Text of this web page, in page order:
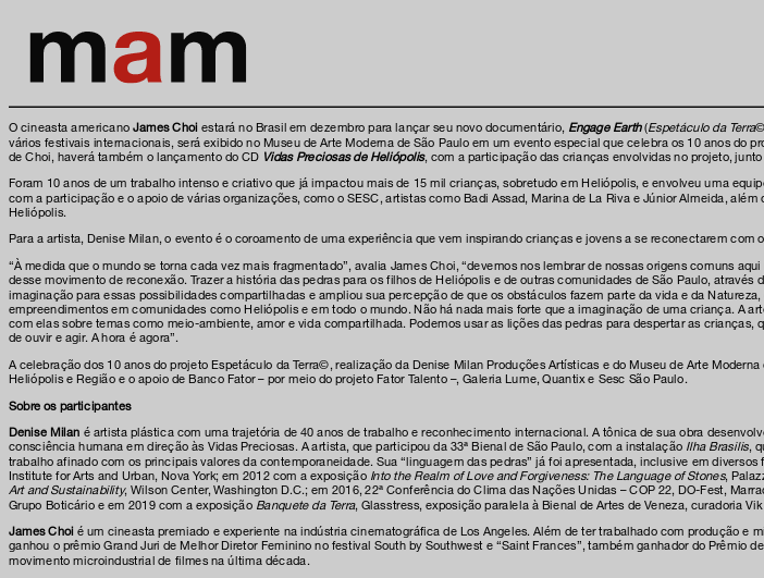
O cineasta americanoJames Choi estará no Brasil em dezembro para lançar seu novo documentário, Engage Earth(Espetáculo da Terra
vários festivais internacionais, será exibido no Museu de Arte Moderna de São Paulo em um evento especial que celebra os 10 anos do
de Choi, haverá também o lançamento do CD Vidas Preciosas de Heliópolis, com a participação das crianças envolvidas no projeto,
Foram 10 anos de um trabalho intenso e criativo que já impactou mais de 15 mil crianças, sobretudo em Heliópolis, e envolveu uma
com a participação e o apoio de várias organizações, como o SESC, artistas como Badi Assad, Marina de La Riva e Júnior Almeida,
Heliópolis.
Para a artista, Denise Milan, o evento é o coroamento de uma experiência que vem inspirando crianças e jovens a se reconectarem com
“À medida que o mundo se torna cada vez mais fragmentado”, avalia James Choi, “devemos nos lembrar de nossas origens comuns
desse movimento de reconexão. Trazer a história das pedras para os filhos de Heliópolis e de outras comunidades de São Paulo, através
imaginação para essas possibilidades compartilhadas e ampliou sua percepção de que os obstáculos fazem parte da vida e da
empreendimentos em comunidades como Heliópolis e em todo o mundo. Não há nada mais forte que a imaginação de uma criança. A
com elas sobre temas como meio-ambiente, amor e vida compartilhada. Podemos usar as lições das pedras para despertar as
de ouvir e agir. A hora é agora”.
A celebração dos 10 anos do projeto Espetáculo da Terra©, realização da Denise Milan Produções Artísticas e do Museu de Arte
Heliópolis e Região e o apoio de Banco Fator – por meio do projeto Fator Talento –, Galeria Lume, Quantix e Sesc São Paulo.
Sobre os participantes
Denise Milan é artista plástica com uma trajetória de 40 anos de trabalho e reconhecimento internacional. A tônica de sua obra
consciência humana em direção às Vidas Preciosas. A artista, que participou da 33ª Bienal de São Paulo, com a instalação Ilha Brasilis,
trabalho afinado com os principais valores da contemporaneidade. Sua “linguagem das pedras” já foi apresentada, inclusive em
Institute for Arts and Urban, Nova York; em 2012 com a exposição Into the Realm of Love and Forgiveness: The Language of Stones,
Art and Sustainability, Wilson Center, Washington D.C.; em 2016, 22ª Conferência do Clima das Nações Unidas – COP 22, DO-Fest,
Grupo Boticário e em 2019 com a exposição Banquete da Terra, Glasstress, exposição paralela à Bienal de Artes de Veneza, curadoria
James Choi é um cineasta premiado e experiente na indústria cinematográfica de Los Angeles. Além de ter trabalhado com produção
ganhou o prêmio Grand Juri de Melhor Diretor Feminino no festival South by Southwest e “Saint Frances”, também ganhador do
movimento microindustrial de filmes na última década.